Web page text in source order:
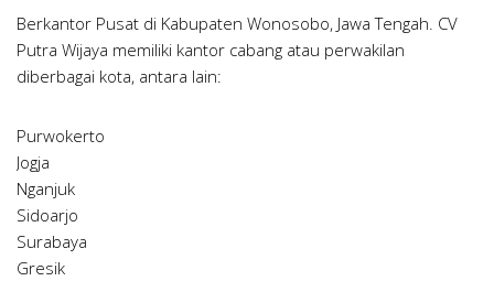
Berkantor Pusat di Kabupaten Wonosobo, Jawa Tengah. CV
Putra Wijaya memiliki kantor cabang atau perwakilan
diberbagai kota, antara lain:
Purwokerto
Jogja
Nganjuk
Sidoarjo
Surabaya
Gresik